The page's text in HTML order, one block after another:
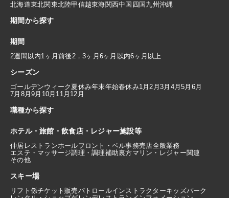
北海道東北関東北陸甲信越東海関西中国 四国 九州 沖縄
期間から探す
期間
2週間以内1ヶ月前後2，3ヶ月 6ヶ月以内6ヶ月以上
シーズン
ゴールデンウィーク 夏休み年末年始春休み1月2月3月 4月5月 6月
7月 8月9月 10月 11月 12月
職種から探す
ホテル・旅館・飲食店・レジャー施設等
仲居 レストランホールフロント・ベル事務売店全般業務
エステ・マッサージ調理・調理補助裏方マリン・レジャー関連
その他
スキー場
リフト係チケット販売パトロールインストラクターキッズパーク